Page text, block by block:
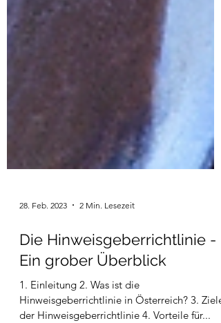
28. Feb. 2023 2 Min. Lesezeit
Die Hinweisgeberrichtlinie -
Ein grober Überblick